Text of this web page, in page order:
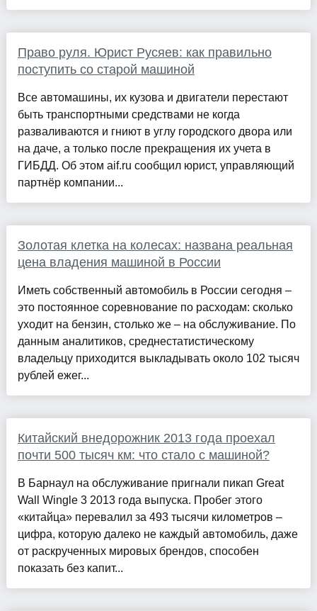
Право руля. Юрист Русяев: как правильно
поступить со старой машиной
Все автомашины, их кузова и двигатели перестают
быть транспортными средствами не когда
разваливаются и гниют в углу городского двора или
на даче, а только после прекращения их учета в
ГИБДД. Об этом aif.ru сообщил юрист, управляющий
партнёр компании...
Золотая клетка на колесах: названа реальная
цена владения машиной в России
Иметь собственный автомобиль в России сегодня –
это постоянное соревнование по расходам: сколько
уходит на бензин, столько же – на обслуживание. По
данным аналитиков, среднестатистическому
владельцу приходится выкладывать около 102 тысяч
рублей ежег...
Китайский внедорожник 2013 года проехал
почти 500 тысяч км: что стало с машиной?
В Барнаул на обслуживание пригнали пикап Great
Wall Wingle 3 2013 года выпуска. Пробег этого
«китайца» перевалил за 493 тысячи километров –
цифра, которую далеко не каждый автомобиль, даже
от раскрученных мировых брендов, способен
показать без капит...